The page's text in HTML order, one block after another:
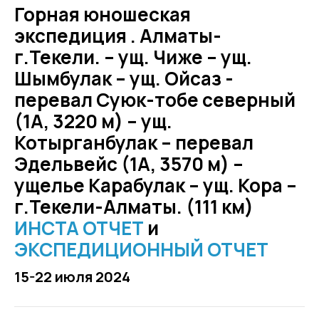
Горная юношеская
экспедиция . Алматы-
г.Текели. – ущ. Чиже – ущ.
Шымбулак – ущ. Ойсаз -
перевал Суюк-тобе северный
(1А, 3220 м) – ущ.
Котырганбулак – перевал
Эдельвейс (1А, 3570 м) –
ущелье Карабулак – ущ. Кора –
г.Текели-Алматы. (111 км)
ИНСТА ОТЧЕТ и
ЭКСПЕДИЦИОННЫЙ ОТЧЕТ
15-22 июля 2024